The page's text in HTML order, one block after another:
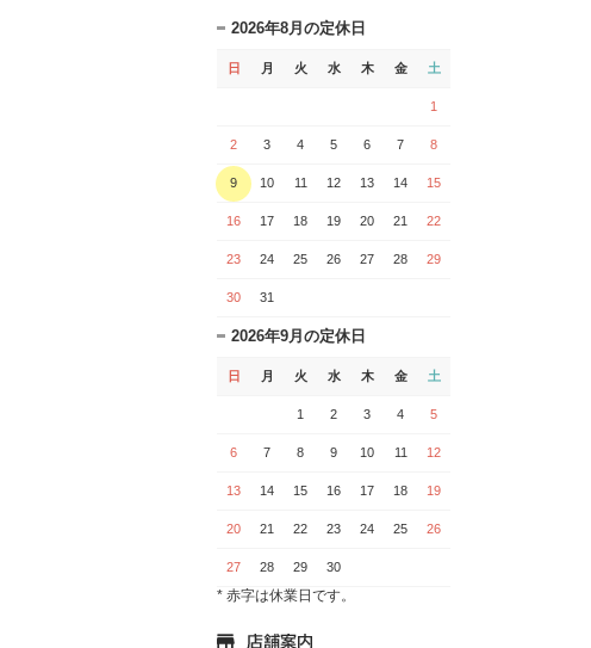
2026年8月の定休日
日 月 火 水 木 金 土
1
2 3 4 5 6 7 8
9 10 11 12 13 14 15
16 17 18 19 20 21 22
23 24 25 26 27 28 29
30 31
2026年9月の定休日
日 月 火 水 木 金 土
1 2 3 4 5
6 7 8 9 10 11 12
13 14 15 16 17 18 19
20 21 22 23 24 25 26
27 28 29 30
* 赤字は休業日です。